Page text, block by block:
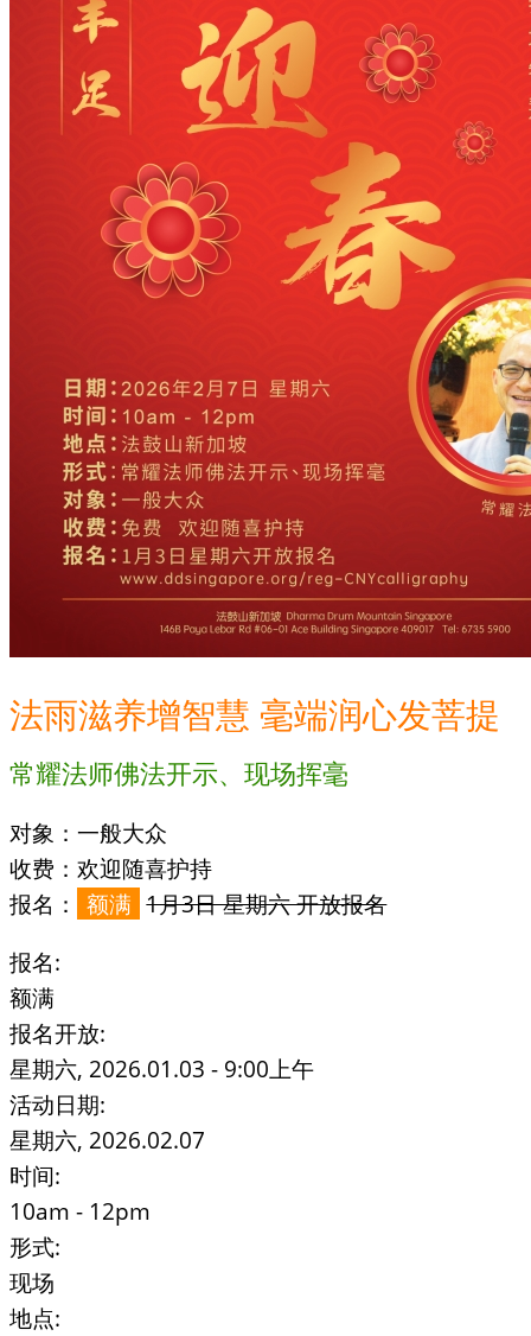
法雨滋养增智慧 毫端润心发菩提
常耀法师佛法开示、现场挥毫
对象：一般大众
收费：欢迎随喜护持
报名： 额满 1月3日 星期六 开放报名
报名:
额满
报名开放:
星期六, 2026.01.03 - 9:00上午
活动日期:
星期六, 2026.02.07
时间:
10am - 12pm
形式:
现场
地点: